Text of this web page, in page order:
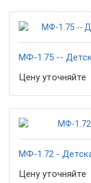
МФ-1.75 --
Цену уточняйте
МФ-1.72 -
Цену уточняйте